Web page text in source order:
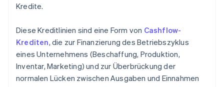
Kredite.
Diese Kreditlinien sind eine Form von Cashflow-
Krediten, die zur Finanzierung des Betriebszyklus
eines Unternehmens (Beschaffung, Produktion,
Inventar, Marketing) und zur Überbrückung der
normalen Lücken zwischen Ausgaben und Einnahmen